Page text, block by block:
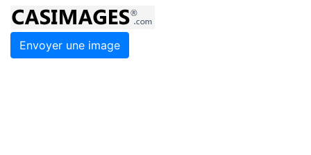
Envoyer une image